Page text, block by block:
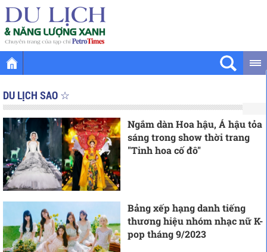
DU LỊCH SAO ☆
Ngắm dàn Hoa hậu, Á hậu tỏa
sáng trong show thời trang
"Tinh hoa cố đô"
Bảng xếp hạng danh tiếng
thương hiệu nhóm nhạc nữ K-
pop tháng 9/2023